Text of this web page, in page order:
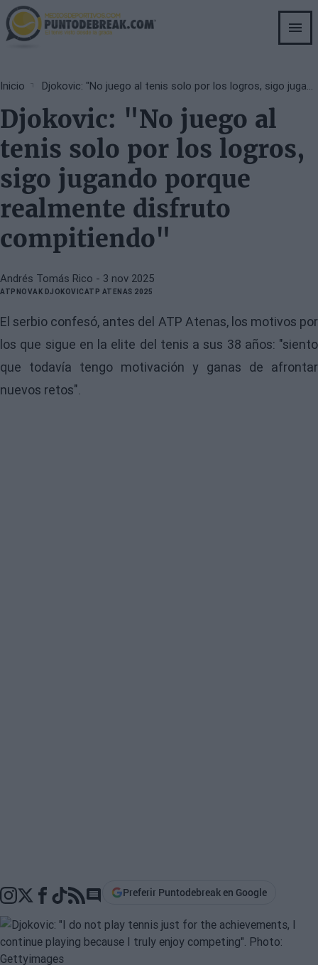
Skip
to
main
Breadcrumb
Inicio
Djokovic: "No juego al
tenis solo por los logros,
sigo jugando porque
realmente disfruto
compitiendo"
Andrés Tomás Rico - 3 nov 2025
ATP NOVAK DJOKOVICATP ATENAS 2025
El serbio confesó, antes del ATP Atenas, los motivos por
los que sigue en la elite del tenis a sus 38 años: "siento
que todavía tengo motivación y ganas de afrontar
nuevos retos".
Go to comments section
Preferir Puntodebreak en Google